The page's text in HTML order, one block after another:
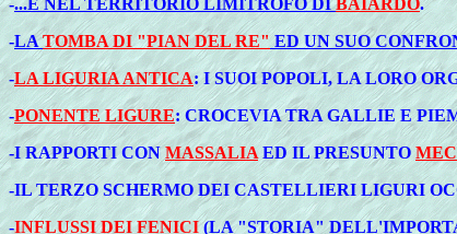
-...E NEL TERRITORIO LIMITROFO DIBAIARDO.
-LATOMBA DI "PIAN DEL RE" ED UN SUO
-LA LIGURIA ANTICA: I SUOI POPOLI, LA LORO
-PONENTE LIGURE: CROCEVIA TRA GALLIE E
-I RAPPORTI CONMASSALIA ED IL PRESUNTO
-IL TERZO SCHERMO DEI CASTELLIERI LIGURI
-INFLUSSI DEI FENICI(LA "STORIA"